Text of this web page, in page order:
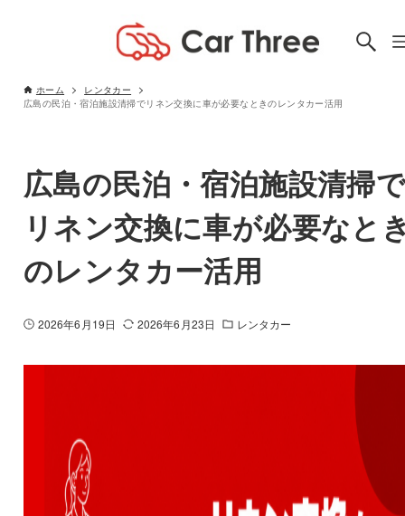
ホーム
レンタカー
広島の民泊・宿泊施設清掃でリネン交換に車が必要なときのレンタカー活用
広島の民泊・宿泊施設清掃
リネン交換に車が必要なと
のレンタカー活用
2026年6月19日 2026年6月23日 レンタカー